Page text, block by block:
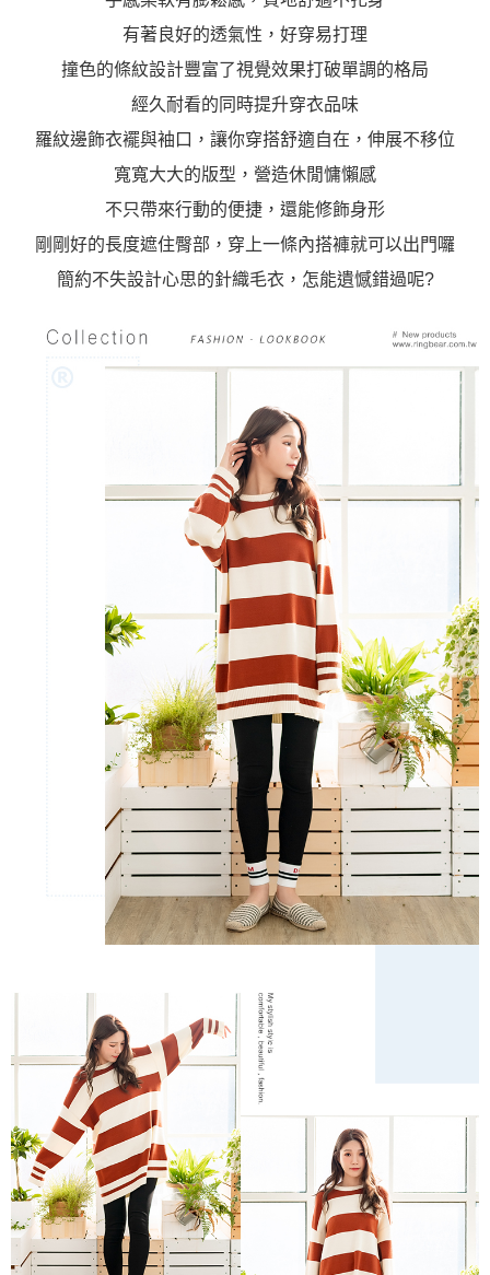
有著良好的透氣性，好穿易打理
撞色的條紋設計豐富了視覺效果打破單調的格局
經久耐看的同時提升穿衣品味
羅紋邊飾衣襬與袖口，讓你穿搭舒適自在，伸展不移位
寬寬大大的版型，營造休閒慵懶感
不只帶來行動的便捷，還能修飾身形
剛剛好的長度遮住臀部，穿上一條內搭褲就可以出門囉
簡約不失設計心思的針織毛衣，怎能遺憾錯過呢?